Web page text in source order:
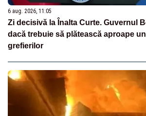
6 aug. 2026, 11:05
Zi decisivă la Înalta Curte. Guvernul
dacă trebuie să plătească aproape
grefierilor